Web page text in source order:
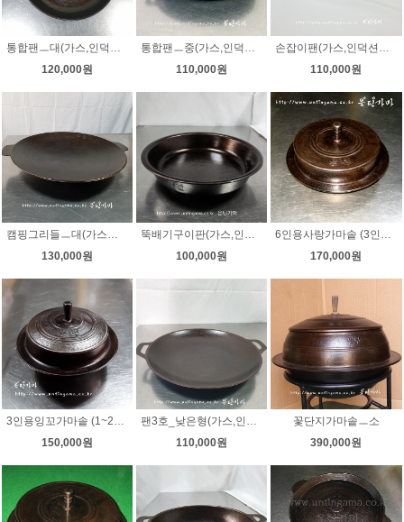
통합팬ㅡ대(가스,인덕션겸용)길들임완료
120,000원
통합팬ㅡ중(가스,인덕션겸용)길들임완료
110,000원
손잡이팬(가스,인덕션겸용)길들임완료
110,000원
캠핑그리들ㅡ대(가스렌지,화롯불사용)
130,000원
뚝배기구이판(가스,인덕션겸용)길들임
100,000원
6인용사랑가마솥 (3인가족사용/가스,인덕션겸용) 길들임
170,000원
3인용잉꼬가마솥 (1~2인가족사용/가스,인덕션겸용) 길들임
150,000원
팬3호_낮은형(가스,인덕션겸용) 길들임완료
110,000원
꽃단지가마솥ㅡ소
390,000원